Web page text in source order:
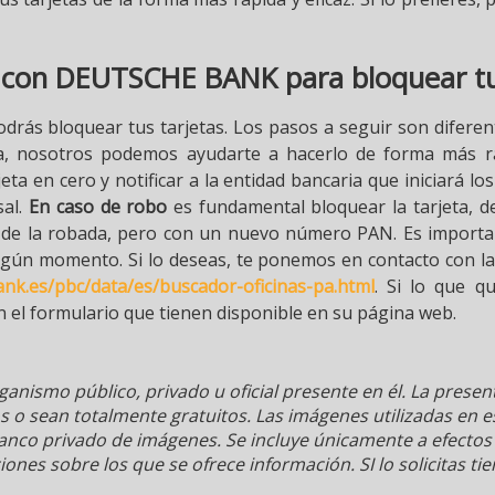
DEUTSCHE BANK para bloquear
bloquear tus tarjetas. Los pasos a seguir son
nosotros podemos ayudarte a hacerlo de forma más
en cero y notificar a la entidad bancaria que iniciará
En caso de robo es fundamental bloquear la tarjeta,
la robada, pero con un nuevo número PAN. Es
momento. Si lo deseas, te ponemos en contacto con
pbc/data/es/buscador-oficinas-pa.html. Si lo que
el formulario que tienen disponible en su página web.
público, privado u oficial presente en él. La
sean totalmente gratuitos. Las imágenes utilizadas en
privado de imágenes. Se incluye únicamente a
sobre los que se ofrece información. SI lo solicitas